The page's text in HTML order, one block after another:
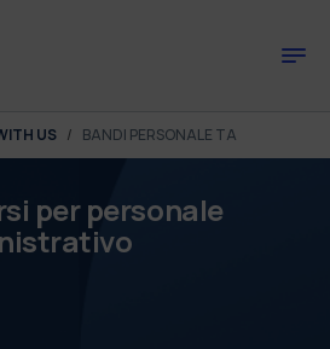
US BANDI PERSONALE TA
per personale